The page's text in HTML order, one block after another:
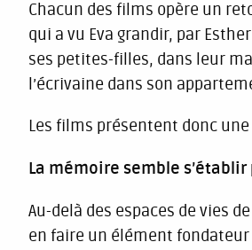
Chacun des films opère un
qui a vu Eva grandir, par
ses petites-filles, dans leur
l’écrivaine dans son
Les films présentent donc
La mémoire semble
Au-delà des espaces de vies
en faire un élément